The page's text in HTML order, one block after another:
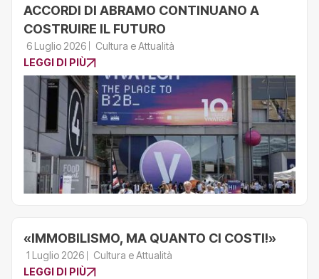
ACCORDI DI ABRAMO CONTINUANO A
COSTRUIRE IL FUTURO
6 Luglio 2026
Cultura e Attualità
LEGGI DI PIÙ
«IMMOBILISMO, MA QUANTO CI COSTI!»
1 Luglio 2026
Cultura e Attualità
LEGGI DI PIÙ